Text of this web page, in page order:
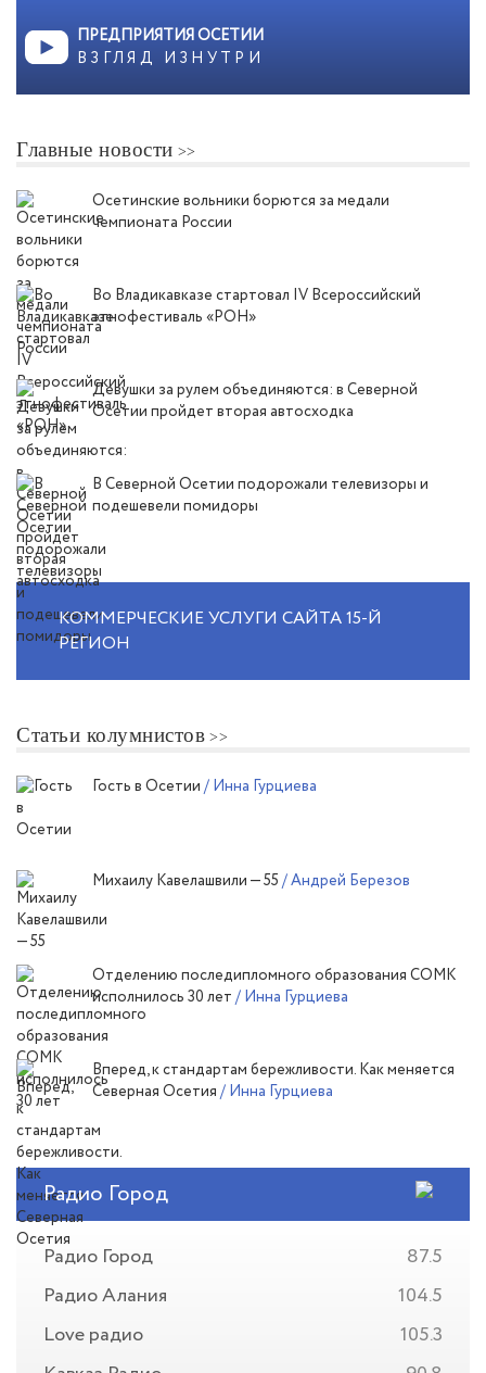
ПРЕДПРИЯТИЯ ОСЕТИИ
ВЗГЛЯД ИЗНУТРИ
Главные новости
Осетинские вольники борются за медали
чемпионата России
Во Владикавказе стартовал IV Всероссийский
этнофестиваль «РОН»
Девушки за рулем объединяются: в Северной
Осетии пройдет вторая автосходка
В Северной Осетии подорожали телевизоры и
подешевели помидоры
КОММЕРЧЕСКИЕ УСЛУГИ САЙТА 15-Й
РЕГИОН
Статьи колумнистов
Гость в Осетии / Инна Гурциева
Михаилу Кавелашвили — 55 / Андрей Березов
Отделению последипломного образования СОМК
исполнилось 30 лет / Инна Гурциева
Вперед, к стандартам бережливости. Как меняется
Северная Осетия / Инна Гурциева
Радио Город
Радио Город
87.5
Радио Алания
104.5
Love радио
105.3